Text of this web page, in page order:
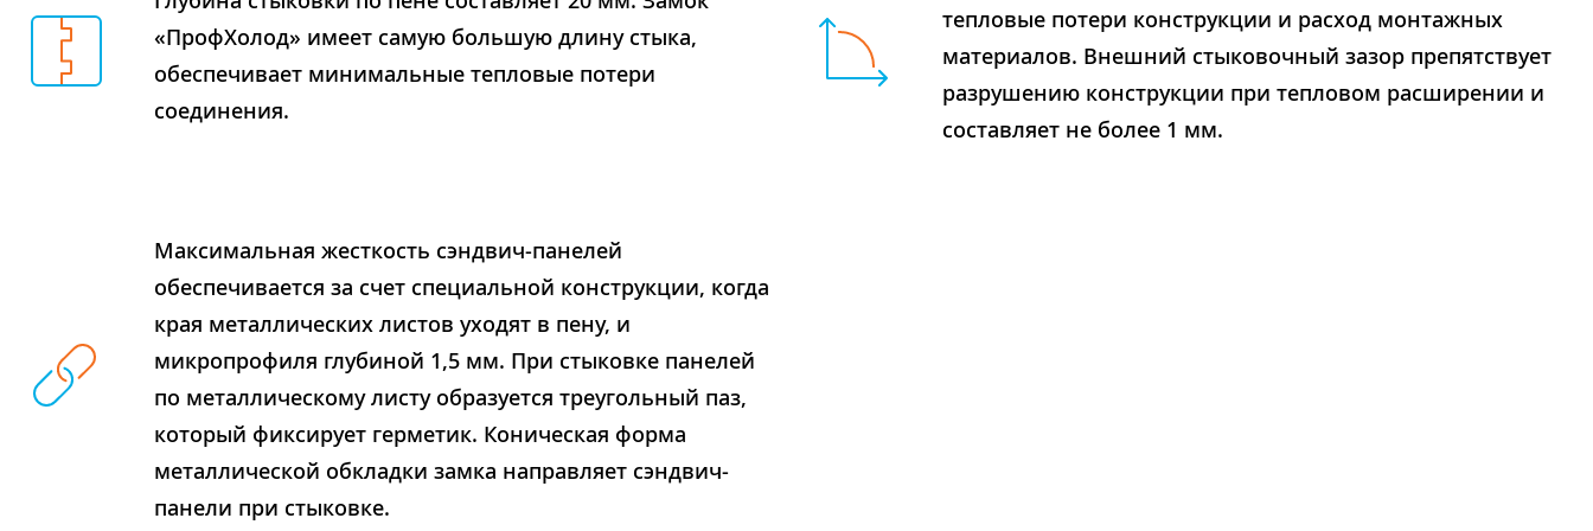
«ПрофХолод» имеет самую большую длину стыка,
обеспечивает минимальные тепловые потери
соединения.
тепловые потери конструкции и расход монтажных
материалов. Внешний стыковочный зазор препятствует
разрушению конструкции при тепловом расширении и
составляет не более 1 мм.
Максимальная жесткость сэндвич-панелей
обеспечивается за счет специальной конструкции, когда
края металлических листов уходят в пену, и
микропрофиля глубиной 1,5 мм. При стыковке панелей
по металлическому листу образуется треугольный паз,
который фиксирует герметик. Коническая форма
металлической обкладки замка направляет сэндвич-
панели при стыковке.